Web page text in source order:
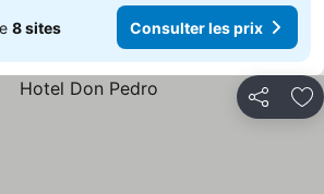
8 sites Consulter les prix
Partager